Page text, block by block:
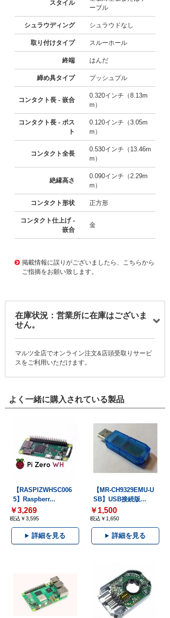
スタイル
ーブル
シュラウディング シュラウドなし
取り付けタイプ スルーホール
終端 はんだ
締め具タイプ プッシュプル
コンタクト長 - 嵌合
0.320インチ（8.13m
m）
コンタクト長 - ポス
ト
0.120インチ（3.05m
m）
コンタクト全長
0.530インチ（13.46m
m）
絶縁高さ
0.090インチ（2.29m
m）
コンタクト形状 正方形
コンタクト仕上げ -
嵌合
金
掲載情報に誤りがございましたら、こちらから
ご指摘をお願い致します。
在庫状況：営業所に在庫はございま
せん。
マルツ全店でオンライン注文&店頭受取りサービ
スをご利用いただけます。
よく一緒に購入されている製品
【RASPIZWHSC006
5】Raspberr...
￥3,269
税込￥3,595
詳細を見る
【MR-CH9329EMU-U
SB】USB接続版...
￥1,500
税込￥1,650
詳細を見る